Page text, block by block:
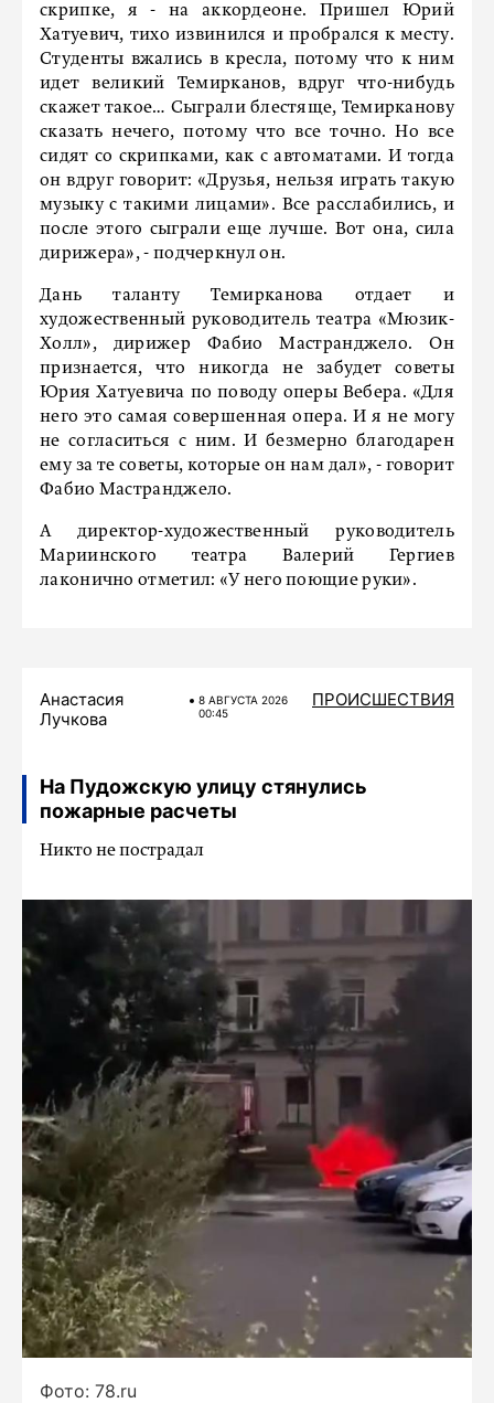
скрипке, я - на аккордеоне. Пришел Юрий
Хатуевич, тихо извинился и пробрался к месту.
Студенты вжались в кресла, потому что к ним
идет великий Темирканов, вдруг что-нибудь
скажет такое… Сыграли блестяще, Темирканову
сказать нечего, потому что все точно. Но все
сидят со скрипками, как с автоматами. И тогда
он вдруг говорит: «Друзья, нельзя играть такую
музыку с такими лицами». Все расслабились, и
после этого сыграли еще лучше. Вот она, сила
дирижера», - подчеркнул он.
Дань таланту Темирканова отдает и
художественный руководитель театра «Мюзик-
Холл», дирижер Фабио Мастранджело. Он
признается, что никогда не забудет советы
Юрия Хатуевича по поводу оперы Вебера. «Для
него это самая совершенная опера. И я не могу
не согласиться с ним. И безмерно благодарен
ему за те советы, которые он нам дал», - говорит
Фабио Мастранджело.
А директор-художественный руководитель
Мариинского театра Валерий Гергиев
лаконично отметил: «У него поющие руки».
Анастасия
Лучкова
8 АВГУСТА 2026
00:45
ПРОИСШЕСТВИЯ
На Пудожскую улицу стянулись
пожарные расчеты
Никто не пострадал
Фото: 78.ru